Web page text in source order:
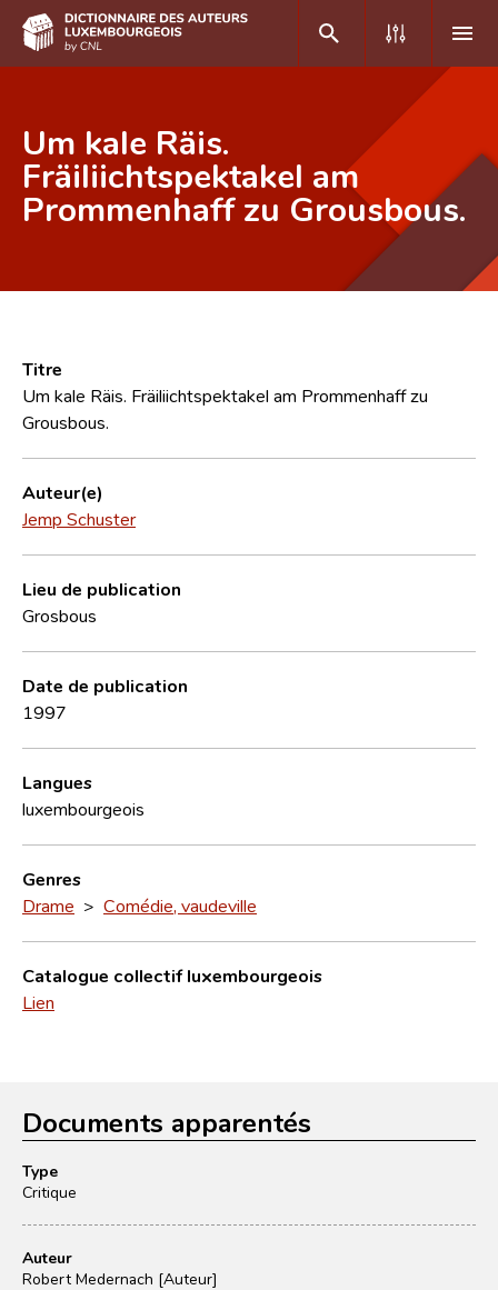
DE FR
Accueil
Recherche avancée
CNL
Équipe scientifique
Um kale Räis.
Fräiliichtspektakel am
Prommenhaff zu Grousbous.
Titre
Um kale Räis. Fräiliichtspektakel am Prommenhaff zu
Grousbous.
Auteur(e)
Jemp Schuster
Lieu de publication
Grosbous
Date de publication
1997
Langues
luxembourgeois
Genres
Drame > Comédie, vaudeville
Catalogue collectif luxembourgeois
Lien
Documents apparentés
Type
Critique
Auteur
Robert Medernach [Auteur]